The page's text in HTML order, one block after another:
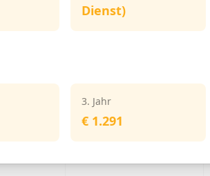
Dienst)
3. Jahr
€ 1.291